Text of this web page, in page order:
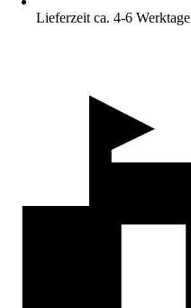
Lieferzeit ca. 4-6 Werktage